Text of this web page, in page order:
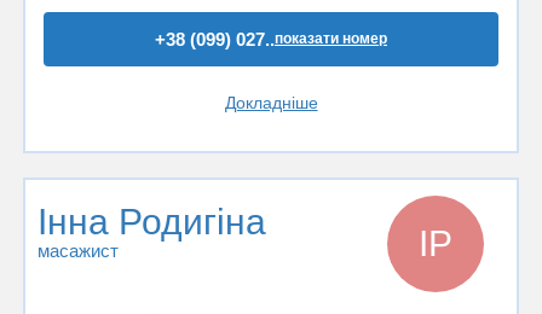
+38 (099) 027..показати номер
Докладніше
Інна Родигіна
масажист ІР